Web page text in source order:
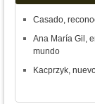
Casado,
Ana María Gil,
mundo
Kacprzyk,